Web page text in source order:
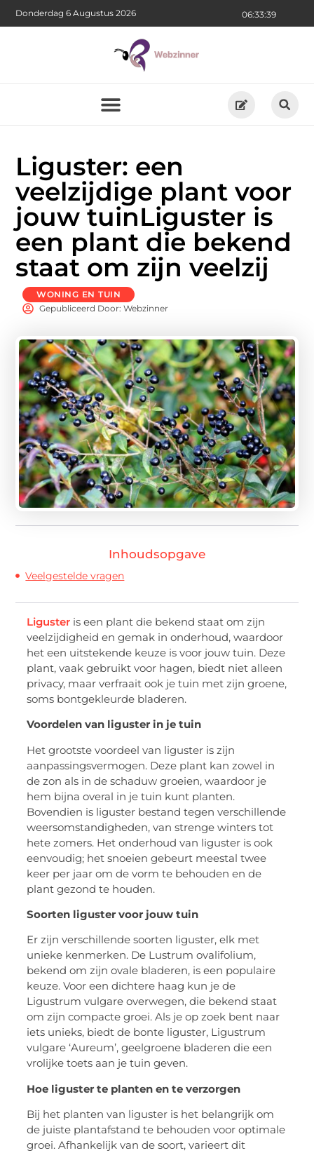
06:33:40
Donderdag 6 Augustus 2026
Liguster: een
veelzijdige plant voor
jouw tuinLiguster is
een plant die bekend
staat om zijn veelzij
WONING EN TUIN
Gepubliceerd Door: Webzinner
Inhoudsopgave
Veelgestelde vragen
Liguster is een plant die bekend staat om zijn
veelzijdigheid en gemak in onderhoud, waardoor
het een uitstekende keuze is voor jouw tuin. Deze
plant, vaak gebruikt voor hagen, biedt niet alleen
privacy, maar verfraait ook je tuin met zijn groene,
soms bontgekleurde bladeren.
Voordelen van liguster in je tuin
Het grootste voordeel van liguster is zijn
aanpassingsvermogen. Deze plant kan zowel in
de zon als in de schaduw groeien, waardoor je
hem bijna overal in je tuin kunt planten.
Bovendien is liguster bestand tegen verschillende
weersomstandigheden, van strenge winters tot
hete zomers. Het onderhoud van liguster is ook
eenvoudig; het snoeien gebeurt meestal twee
keer per jaar om de vorm te behouden en de
plant gezond te houden.
Soorten liguster voor jouw tuin
Er zijn verschillende soorten liguster, elk met
unieke kenmerken. De Lustrum ovalifolium,
bekend om zijn ovale bladeren, is een populaire
keuze. Voor een dichtere haag kun je de
Ligustrum vulgare overwegen, die bekend staat
om zijn compacte groei. Als je op zoek bent naar
iets unieks, biedt de bonte liguster, Ligustrum
vulgare ‘Aureum’, geelgroene bladeren die een
vrolijke toets aan je tuin geven.
Hoe liguster te planten en te verzorgen
Bij het planten van liguster is het belangrijk om
de juiste plantafstand te behouden voor optimale
groei. Afhankelijk van de soort, varieert dit